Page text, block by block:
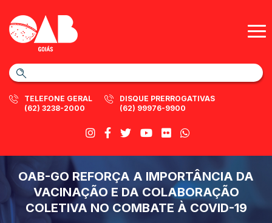
TELEFONE GERAL
(62) 3238-2000
DISQUE PRERROGATIVAS
(62) 99976-9900
OAB-GO REFORÇA A IMPORTÂNCIA DA
VACINAÇÃO E DA COLABORAÇÃO
COLETIVA NO COMBATE À COVID-19